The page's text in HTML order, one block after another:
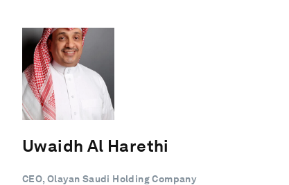
Uwaidh Al Harethi
CEO, Olayan Saudi Holding Company